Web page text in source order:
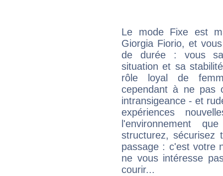
Le mode Fixe est
Giorgia Fiorio, et
de durée : vous
situation et sa
rôle loyal de
cependant à ne pas
intransigeance - et
expériences
l'environnement
structurez, sécurisez
passage : c'est votre
ne vous intéresse
courir...